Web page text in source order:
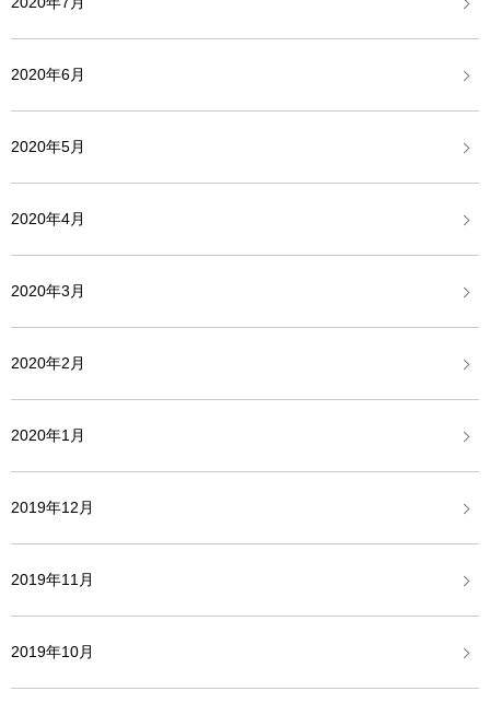
2020年6月
2020年5月
2020年4月
2020年3月
2020年2月
2020年1月
2019年12月
2019年11月
2019年10月